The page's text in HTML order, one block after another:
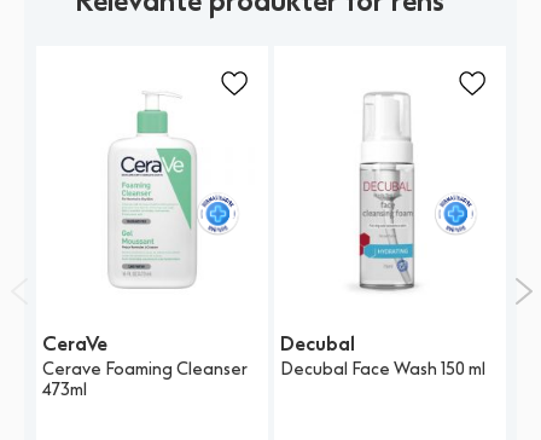
CeraVe
Cerave Foaming Cleanser
473ml
Decubal
Decubal Face Wash 150 ml